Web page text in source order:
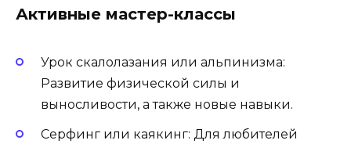
Активные мастер-классы
Урок скалолазания или альпинизма:
Развитие физической силы и
выносливости, а также новые навыки.
Серфинг или каякинг: Для любителей